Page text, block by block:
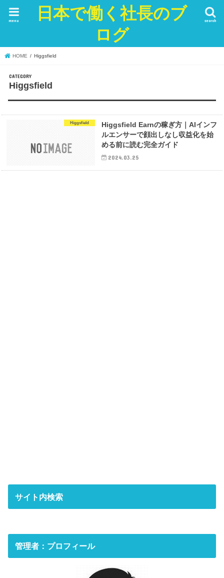
日本で働く社長のブ
ログ
search
menu
HOME Higgsfield
Higgsfield
Higgsfield
Higgsfield Earnの稼ぎ方｜AIインフ
ルエンサーで顔出しなし収益化を始
める前に読む完全ガイド
2024.03.25
サイト内検索
管理者：プロフィール